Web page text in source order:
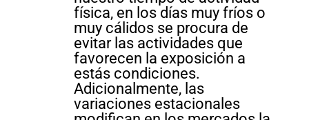
física, en los días muy fríos o
muy cálidos se procura de
evitar las actividades que
favorecen la exposición a
estás condiciones.
Adicionalmente, las
variaciones estacionales